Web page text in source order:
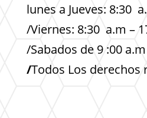
lunes a Jueves: 8:30
/Viernes: 8:30 a.m –
/Sabados de 9 :00
/Todos Los derechos